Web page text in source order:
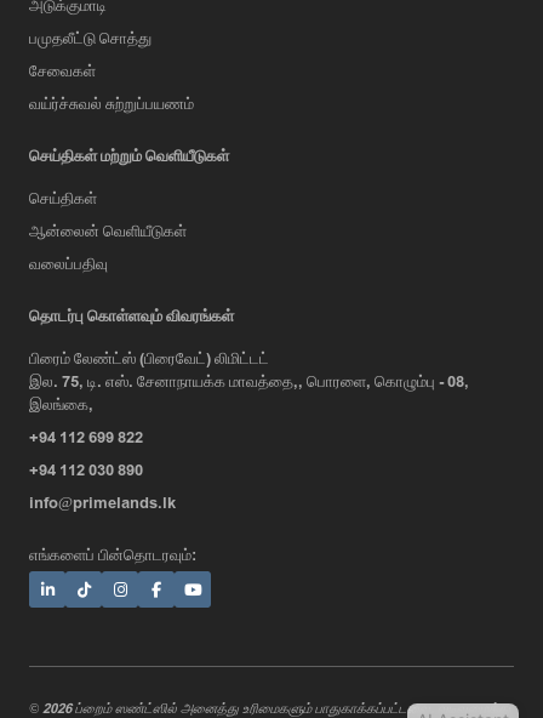
அடுக்குமாடி
பமுதலீட்டு சொத்து
சேவைகள்
வய்ர்ச்சுவல் சுற்றுப்பயணம்
செய்திகள் மற்றும் வெளியீடுகள்
செய்திகள்
ஆன்லைன் வெளியீடுகள்
வலைப்பதிவு
தொடர்பு கொள்ளவும் விவரங்கள்
பிரைம் லேண்ட்ஸ் (பிரைவேட்) லிமிட்டட்
இல. 75, டி. எஸ். சேனாநாயக்க மாவத்தை,, பொரளை, கொழும்பு - 08,
இலங்கை,
+94 112 699 822
+94 112 030 890
info@primelands.lk
எங்களைப் பின்தொடரவும்:
© 2026 ப்றைம் ஸண்ட்ஸில் அனைத்து உரிமைகளும் பாதுகாக்கப்பட்டவை. வடிவமைத்து